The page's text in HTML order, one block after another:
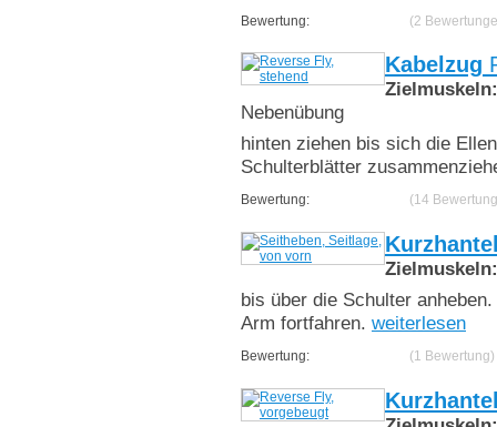
Bewertung: (2
Kabelzug
Zielmuskeln:
Nebenübung
hinten ziehen bis sich die
Schulterblätter
Bewertung: (14
Zielmuskeln:
bis über die Schulter
Arm fortfahren. weiterlesen
Bewertung: (1 Bewertung)